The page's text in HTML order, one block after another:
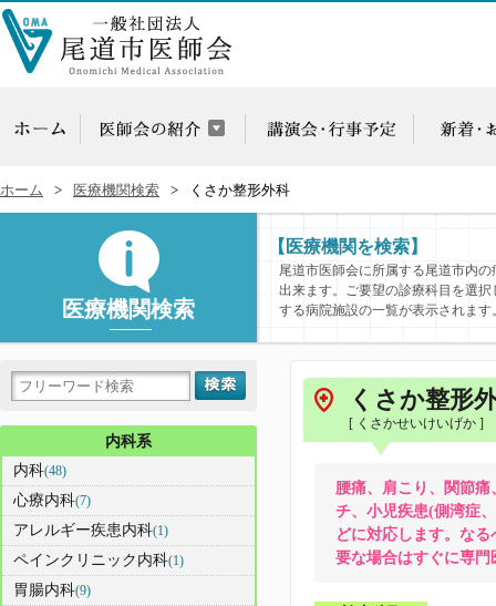
ホーム 医療機関検索 くさか整形外科
医療機関検索
【医療機関を検索】
尾道市医師会に所属する尾道市内
出来ます。ご要望の診療科目を選
する病院施設の一覧が表示されます
くさか整形
[ くさかせいけいげか ]
腰痛、肩こり、関節
チ、小児疾患(側湾症
どに対応します。な
要な場合はすぐに専門
内科系
内科(48)
心療内科(7)
アレルギー疾患内科(1)
ペインクリニック内科(1)
胃腸内科(9)